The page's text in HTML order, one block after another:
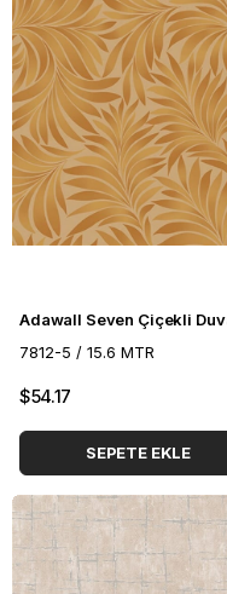
7812-5 / 15.6 MTR
$54.17
SEPETE EKLE